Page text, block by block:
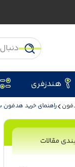
هندزفری
راهنمای خرید هدفون‌
مقالات